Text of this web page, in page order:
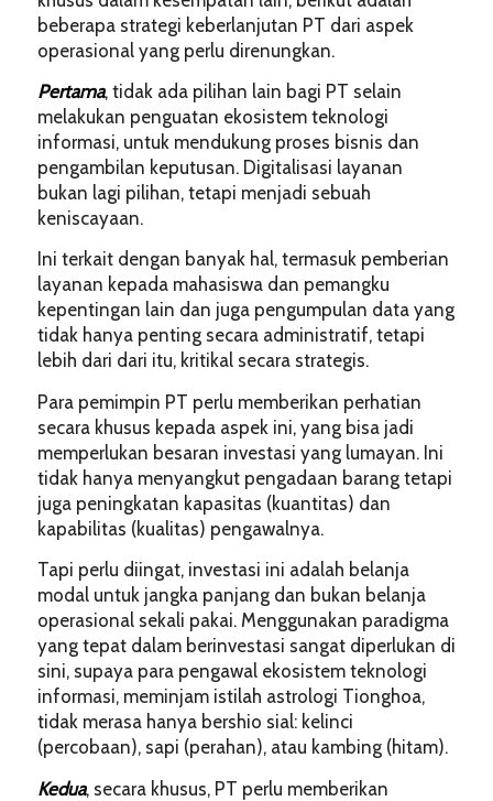
beberapa strategi keberlanjutan PT dari aspek
operasional yang perlu direnungkan.
Pertama, tidak ada pilihan lain bagi PT selain
melakukan penguatan ekosistem teknologi
informasi, untuk mendukung proses bisnis dan
pengambilan keputusan. Digitalisasi layanan
bukan lagi pilihan, tetapi menjadi sebuah
keniscayaan.
Ini terkait dengan banyak hal, termasuk pemberian
layanan kepada mahasiswa dan pemangku
kepentingan lain dan juga pengumpulan data yang
tidak hanya penting secara administratif, tetapi
lebih dari dari itu, kritikal secara strategis.
Para pemimpin PT perlu memberikan perhatian
secara khusus kepada aspek ini, yang bisa jadi
memperlukan besaran investasi yang lumayan. Ini
tidak hanya menyangkut pengadaan barang tetapi
juga peningkatan kapasitas (kuantitas) dan
kapabilitas (kualitas) pengawalnya.
Tapi perlu diingat, investasi ini adalah belanja
modal untuk jangka panjang dan bukan belanja
operasional sekali pakai. Menggunakan paradigma
yang tepat dalam berinvestasi sangat diperlukan di
sini, supaya para pengawal ekosistem teknologi
informasi, meminjam istilah astrologi Tionghoa,
tidak merasa hanya bershio sial: kelinci
(percobaan), sapi (perahan), atau kambing (hitam).
Kedua, secara khusus, PT perlu memberikan